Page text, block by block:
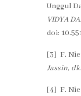
Unggul
VIDYA
doi:
[3] F.
Jassin,
[4] F.